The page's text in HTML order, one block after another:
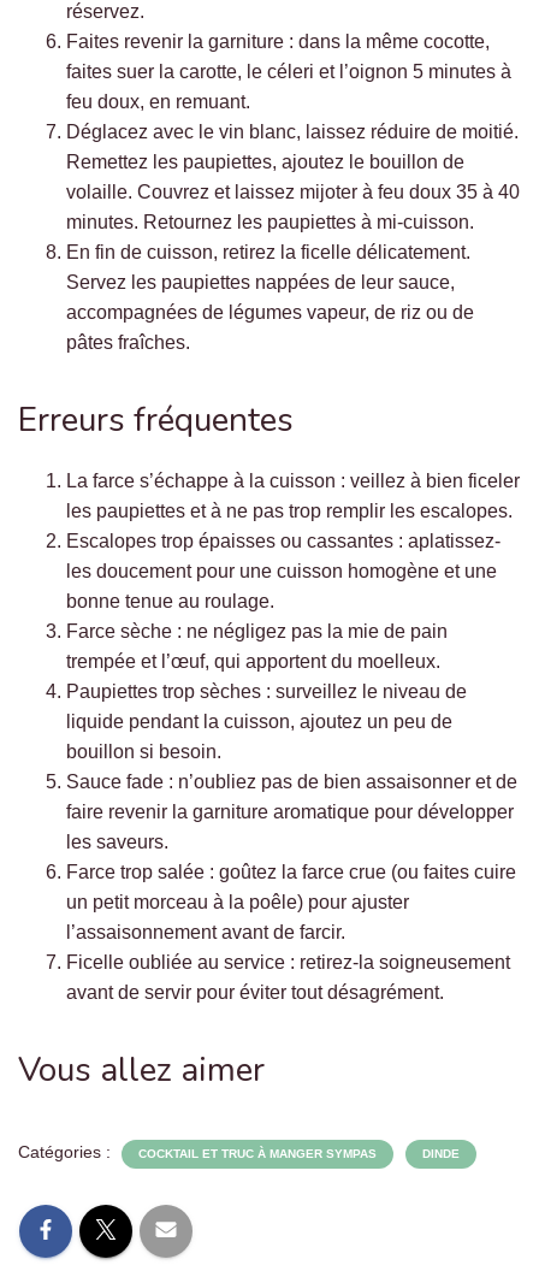
réservez.
Faites revenir la garniture : dans la même cocotte,
faites suer la carotte, le céleri et l’oignon 5 minutes à
feu doux, en remuant.
Déglacez avec le vin blanc, laissez réduire de moitié.
Remettez les paupiettes, ajoutez le bouillon de
volaille. Couvrez et laissez mijoter à feu doux 35 à 40
minutes. Retournez les paupiettes à mi-cuisson.
En fin de cuisson, retirez la ficelle délicatement.
Servez les paupiettes nappées de leur sauce,
accompagnées de légumes vapeur, de riz ou de
pâtes fraîches.
Erreurs fréquentes
La farce s’échappe à la cuisson : veillez à bien ficeler
les paupiettes et à ne pas trop remplir les escalopes.
Escalopes trop épaisses ou cassantes : aplatissez-
les doucement pour une cuisson homogène et une
bonne tenue au roulage.
Farce sèche : ne négligez pas la mie de pain
trempée et l’œuf, qui apportent du moelleux.
Paupiettes trop sèches : surveillez le niveau de
liquide pendant la cuisson, ajoutez un peu de
bouillon si besoin.
Sauce fade : n’oubliez pas de bien assaisonner et de
faire revenir la garniture aromatique pour développer
les saveurs.
Farce trop salée : goûtez la farce crue (ou faites cuire
un petit morceau à la poêle) pour ajuster
l’assaisonnement avant de farcir.
Ficelle oubliée au service : retirez-la soigneusement
avant de servir pour éviter tout désagrément.
Vous allez aimer
Catégories : COCKTAIL ET TRUC À MANGER SYMPAS DINDE